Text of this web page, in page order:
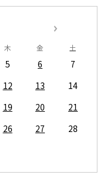
木 金 土
5 6
7
12 13
14
19 20
21
26 27
28